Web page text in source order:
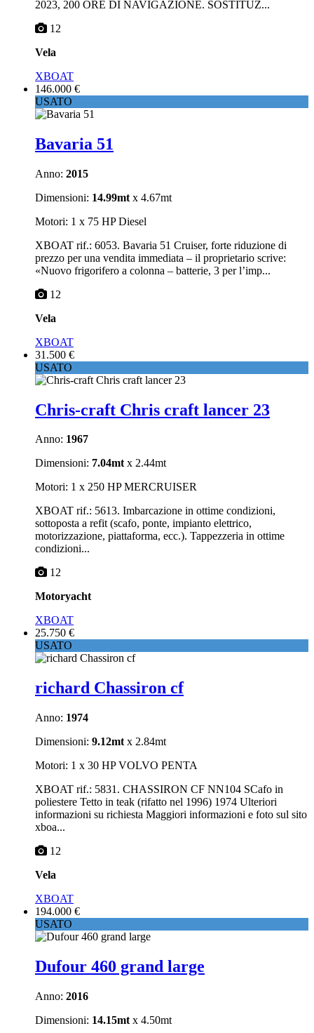
2023, 200 ORE DI NAVIGAZIONE. SOSTITUZ...
12
Vela
XBOAT
146.000 €
USATO
Bavaria 51
Anno: 2015
Dimensioni: 14.99mt x 4.67mt
Motori: 1 x 75 HP Diesel
XBOAT rif.: 6053. Bavaria 51 Cruiser, forte riduzione di
prezzo per una vendita immediata – il proprietario scrive:
«Nuovo frigorifero a colonna – batterie, 3 per l’imp...
12
Vela
XBOAT
31.500 €
USATO
Chris-craft Chris craft lancer 23
Anno: 1967
Dimensioni: 7.04mtx 2.44mt
Motori: 1 x 250 HP MERCRUISER
XBOAT rif.: 5613. Imbarcazione in ottime condizioni,
sottoposta a refit (scafo, ponte, impianto elettrico,
motorizzazione, piattaforma, ecc.). Tappezzeria in ottime
condizioni...
12
Motoryacht
XBOAT
25.750 €
USATO
richard Chassiron cf
Anno: 1974
Dimensioni: 9.12mt x 2.84mt
Motori: 1 x 30 HP VOLVO PENTA
XBOAT rif.: 5831. CHASSIRON CF NN104 SCafo in
poliestere Tetto in teak (rifatto nel 1996) 1974 Ulteriori
informazioni su richiesta Maggiori informazioni e foto sul sito
xboa...
12
Vela
XBOAT
194.000 €
USATO
Dufour 460 grand large
Anno: 2016
Dimensioni: 14.15mt x 4.50mt